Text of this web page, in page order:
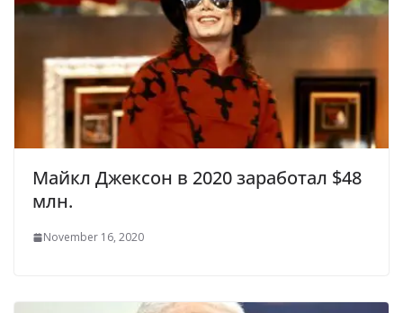
Майкл Джексон в 2020 заработал $48
млн.
November 16, 2020